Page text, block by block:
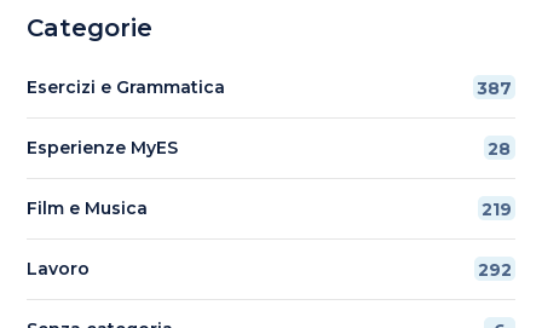
Categorie
Esercizi e Grammatica 387
Esperienze MyES 28
Film e Musica 219
Lavoro 292